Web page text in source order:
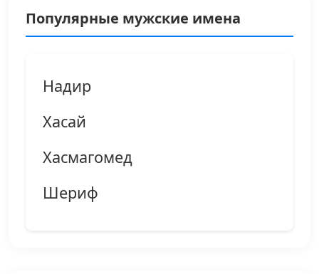
Популярные мужские имена
Надир
Хасай
Хасмагомед
Шериф